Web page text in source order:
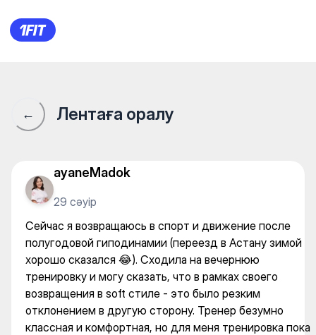
Фитнес-центр «Алау» —
← Лентаға оралу
ayaneMadok
29 сәуір
Сейчас я возвращаюсь в спорт и движение после
полугодовой гиподинамии (переезд в Астану зимой
хорошо сказался 😂). Сходила на вечернюю
тренировку и могу сказать, что в рамках своего
возвращения в soft стиле - это было резким
отклонением в другую сторону. Тренер безумно
классная и комфортная, но для меня тренировка пока